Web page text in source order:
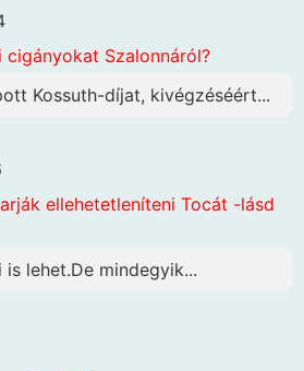
cigányokat Szalonnáról?
Kossuth-díjat, kivégzéséért...
ellehetetleníteni Tocát -lásd
lehet.De mindegyik...